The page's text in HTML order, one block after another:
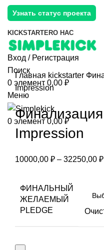
Узнать статус проекта
KICKSTARTERО НАС
Вход / Регистрация
Поиск
0 элемент 0,00 ₽
Меню
0 элемент 0,00₽
Главная kickstarter
Impression
Impression
10000,00 ₽ – 32250,00 ₽
ФИНАЛЬНЫЙ
ЖЕЛАЕМЫЙ
PLEDGE